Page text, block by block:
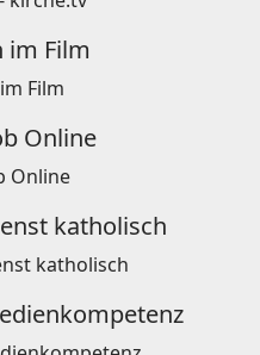
Film
Online
katholisch